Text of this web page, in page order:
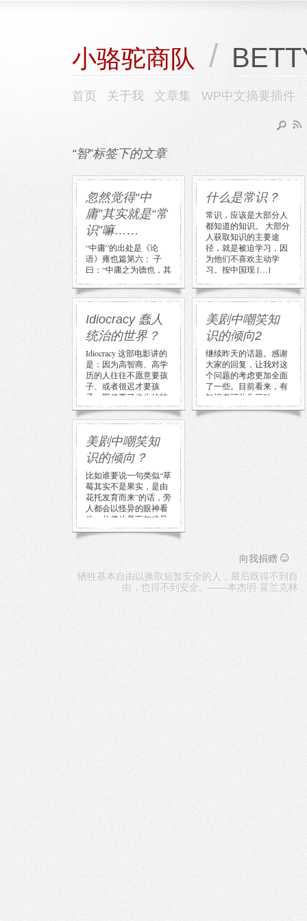
小骆驼商队 /
首页 关于我 文章集 WP中文摘要插件
“智”标签下的文章
忽然觉得“中
庸”其实就是“常
识”嘛……
“中庸”的出处是《论
语》雍也篇第六： 子
曰：“中庸之为德也，其
《论语》中提及“中
庸”一词 […]
什么是常识？
常识，应该是大部分人
都知道的知识。 大部分
人获取知识的主要途
径，就是被迫学习，因
为他们不喜欢主动学
习。按中国现 […]
Idiocracy 蠢人
统治的世界？
Idiocracy 这部电影讲的
是：因为高智商、高学
历的人往往不愿意要孩
子、或者很迟才要孩
子、即使要了也生的较
[…]
美剧中嘲笑知
识的倾向2
继续昨天的话题。感谢
大家的回复，让我对这
个问题的考虑更加全面
了一些。目前看来，有
知识者可分为三种：
一、表现出 […]
美剧中嘲笑知
识的倾向？
比如谁要说一句类似“草
莓其实不是果实，是由
花托发育而来”的话，旁
人都会以怪异的眼神看
他，仿佛他是百年难见
的怪胎 […]
向我捐赠 ☺
牺牲基本自由以换取短暂安全的人，最后既得不到自
由，也得不到安全。——本杰明·富兰克林